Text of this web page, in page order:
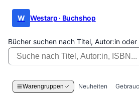
W Westarp · Buchshop
Bücher suchen nach Titel, Autor:in oder
Warengruppen Neuheiten